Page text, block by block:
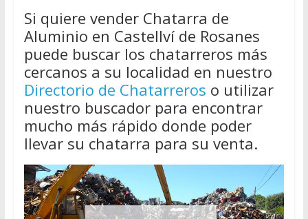
Si quiere vender Chatarra de
Aluminio en Castellví de Rosanes
puede buscar los chatarreros más
cercanos a su localidad en nuestro
Directorio de Chatarreros o utilizar
nuestro buscador para encontrar
mucho más rápido donde poder
llevar su chatarra para su venta.